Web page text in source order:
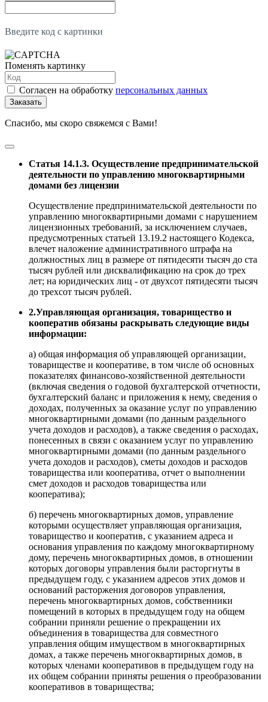
Введите код с картинки
Поменять картинку
Согласен на обработку персональных данных
Заказать
Спасибо, мы скоро свяжемся с Вами!
Статья 14.1.3. Осуществление предпринимательской
деятельности по управлению многоквартирными
домами без лицензии
Осуществление предпринимательской деятельности по
управлению многоквартирными домами с нарушением
лицензионных требований, за исключением случаев,
предусмотренных статьей 13.19.2 настоящего Кодекса,
влечет наложение административного штрафа на
должностных лиц в размере от пятидесяти тысяч до ста
тысяч рублей или дисквалификацию на срок до трех
лет; на юридических лиц - от двухсот пятидесяти тысяч
до трехсот тысяч рублей.
2.Управляющая организация, товарищество и
кооператив обязаны раскрывать следующие виды
информации:
а) общая информация об управляющей организации,
товариществе и кооперативе, в том числе об основных
показателях финансово-хозяйственной деятельности
(включая сведения о годовой бухгалтерской отчетности,
бухгалтерский баланс и приложения к нему, сведения о
доходах, полученных за оказание услуг по управлению
многоквартирными домами (по данным раздельного
учета доходов и расходов), а также сведения о расходах,
понесенных в связи с оказанием услуг по управлению
многоквартирными домами (по данным раздельного
учета доходов и расходов), сметы доходов и расходов
товарищества или кооператива, отчет о выполнении
смет доходов и расходов товарищества или
кооператива);
б) перечень многоквартирных домов, управление
которыми осуществляет управляющая организация,
товарищество и кооператив, с указанием адреса и
основания управления по каждому многоквартирному
дому, перечень многоквартирных домов, в отношении
которых договоры управления были расторгнуты в
предыдущем году, с указанием адресов этих домов и
оснований расторжения договоров управления,
перечень многоквартирных домов, собственники
помещений в которых в предыдущем году на общем
собрании приняли решение о прекращении их
объединения в товарищества для совместного
управления общим имуществом в многоквартирных
домах, а также перечень многоквартирных домов, в
которых членами кооперативов в предыдущем году на
их общем собрании приняты решения о преобразовании
кооперативов в товарищества;